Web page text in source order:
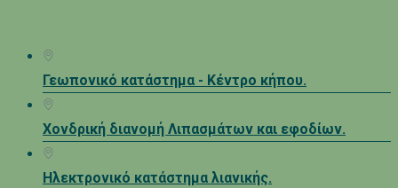
Γεωπονικό κατάστημα - Κέντρο κήπου.
Χονδρική διανομή Λιπασμάτων και εφοδίων.
Ηλεκτρονικό κατάστημα λιανικής.